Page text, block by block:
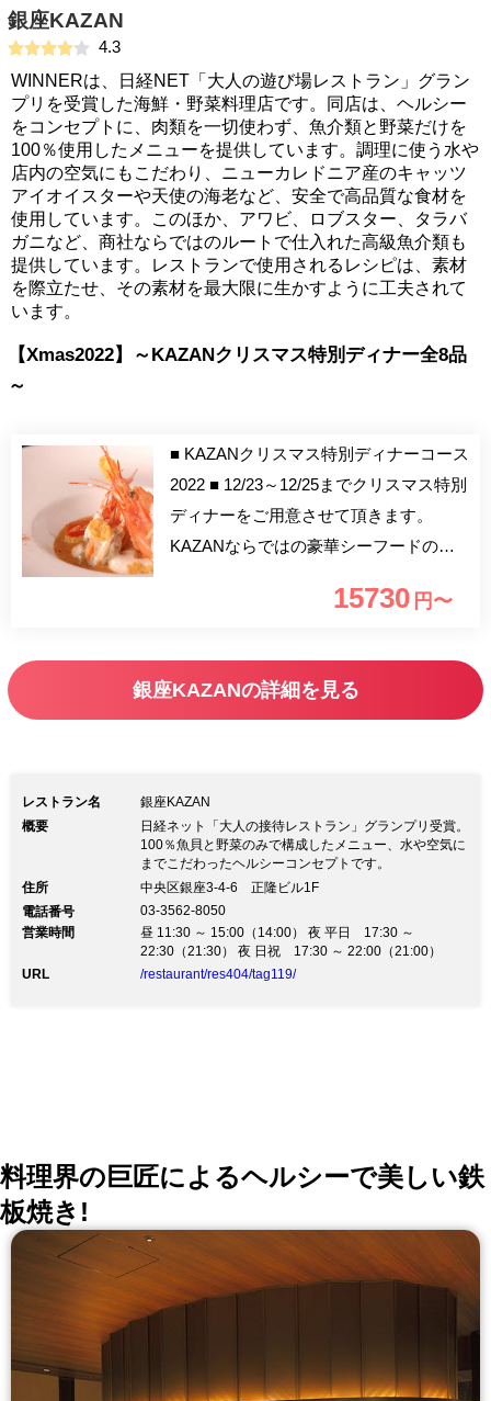
銀座KAZAN
4.3
WINNERは、日経NET「大人の遊び場レストラン」グラン
プリを受賞した海鮮・野菜料理店です。同店は、ヘルシー
をコンセプトに、肉類を一切使わず、魚介類と野菜だけを
100％使用したメニューを提供しています。調理に使う水や
店内の空気にもこだわり、ニューカレドニア産のキャッツ
アイオイスターや天使の海老など、安全で高品質な食材を
使用しています。このほか、アワビ、ロブスター、タラバ
ガニなど、商社ならではのルートで仕入れた高級魚介類も
提供しています。レストランで使用されるレシピは、素材
を際立たせ、その素材を最大限に生かすように工夫されて
います。
【Xmas2022】～KAZANクリスマス特別ディナー全8品
～
■ KAZANクリスマス特別ディナーコース
2022 ■ 12/23～12/25までクリスマス特別
ディナーをご用意させて頂きます。
KAZANならではの豪華シーフードの饗
約特典】 ボトルシャンパン1本をサービ
15730 円〜
銀座KAZANの詳細を見る
レストラン名
銀座KAZAN
概要
日経ネット「大人の接待レストラン」グランプリ受賞。
100％魚貝と野菜のみで構成したメニュー、水や空気に
までこだわったヘルシーコンセプトです。
住所
中央区銀座3-4-6 正隆ビル1F
電話番号
03-3562-8050
営業時間
昼 11:30 ～ 15:00（14:00） 夜 平日 17:30 ～
22:30（21:30） 夜 日祝 17:30 ～ 22:00（21:00）
URL
/restaurant/res404/tag119/
料理界の巨匠によるヘルシーで美しい鉄
板焼き!